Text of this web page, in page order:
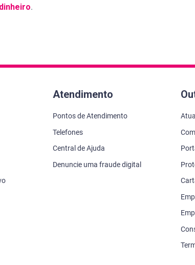
.
Atendimento
Pontos de Atendimento
Telefones
Central de Ajuda
Denuncie uma fraude digital